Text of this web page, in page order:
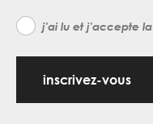
j'ai lu et j'accepte la
inscrivez-vous